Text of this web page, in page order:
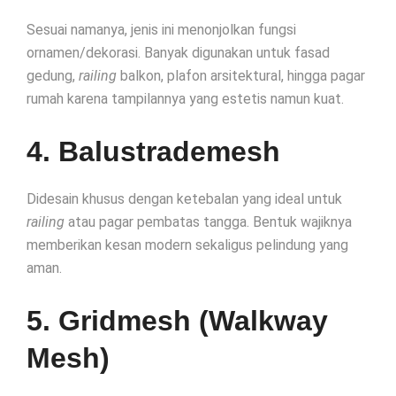
Sesuai namanya, jenis ini menonjolkan fungsi
ornamen/dekorasi. Banyak digunakan untuk fasad
gedung, railing balkon, plafon arsitektural, hingga pagar
rumah karena tampilannya yang estetis namun kuat.
4. Balustrademesh
Didesain khusus dengan ketebalan yang ideal untuk
railing atau pagar pembatas tangga. Bentuk wajiknya
memberikan kesan modern sekaligus pelindung yang
aman.
5. Gridmesh (Walkway
Mesh)